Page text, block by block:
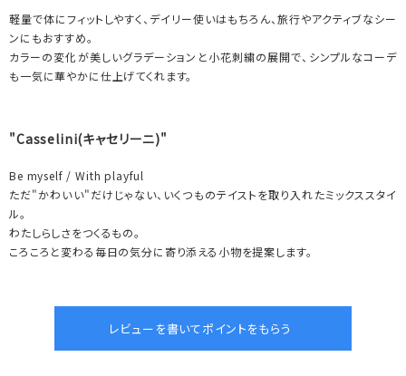
軽量で体にフィットしやすく、デイリー使いはもちろん、旅行やアクティブなシー
ンにもおすすめ。
カラーの変化が美しいグラデーションと小花刺繍の展開で、シンプルなコーデ
も一気に華やかに仕上げてくれます。
"Casselini(キャセリーニ)"
Be myself / With playful
ただ"かわいい"だけじゃない、いくつものテイストを取り入れたミックススタイ
ル。
わたしらしさをつくるもの。
ころころと変わる毎日の気分に寄り添える小物を提案します。